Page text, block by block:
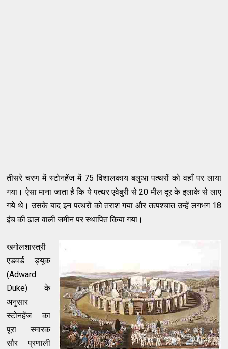
तीसरे चरण में स्टोनहेंज में 75 विशालकाय बलुआ पत्थरों को वहाँ पर लाया
गया। ऐसा माना जाता है कि ये पत्थर एवेबुरी से 20 मील दूर के इलाके से लाए
गये थे। उसके बाद इन पत्थरों को तराश गया और तत्पश्चात उन्हें लगभग 18
इंच की ढ़ाल वाली जमीन पर स्थापित किया गया।
खगोलशास्त्री
एडवर्ड ड्यूक
(Adward
Duke) के
अनुसार
स्टोनहेंज का
पूरा स्मारक
सौर प्रणाली